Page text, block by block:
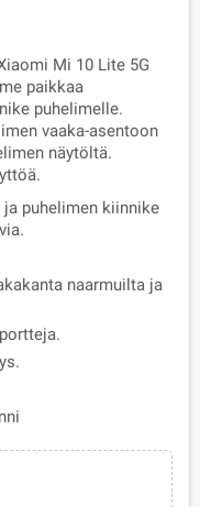
Mi 10 Lite 5G
paikkaa
puhelimelle.
vaaka-asentoon
näytöltä.
ja puhelimen kiinnike
naarmuilta ja